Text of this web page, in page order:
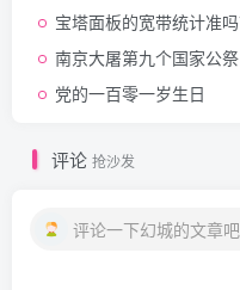
宝塔面板的宽带统计准
南京大屠第九个国家公
党的一百零一岁生日
评论 抢沙发
评论一下幻城的文章吧